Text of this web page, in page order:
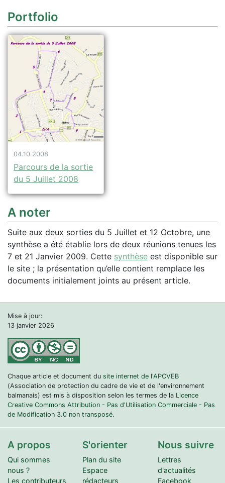
Portfolio
04.10.2008
Parcours de la sortie
du 5 Juillet 2008
A noter
Suite aux deux sorties du 5 Juillet et 12 Octobre, une
synthèse a été établie lors de deux réunions tenues les
7 et 21 Janvier 2009. Cette synthèse est disponible sur
le site ; la présentation qu’elle contient remplace les
documents initialement joints au présent article.
Mise à jour:
13 janvier 2026
Chaque article et document du site internet de l'APCVEB
(Association de protection du cadre de vie et de l'environnement
balmanais) est mis à disposition selon les termes de la Licence
Creative Commons Attribution - Pas d'Utilisation Commerciale - Pas
de Modification 3.0 non transposé.
A propos
Qui sommes
nous ?
Les contributeurs
S'orienter
Plan du site
Espace
rédacteurs
Nous suivre
Lettres
d'actualités
Facebook